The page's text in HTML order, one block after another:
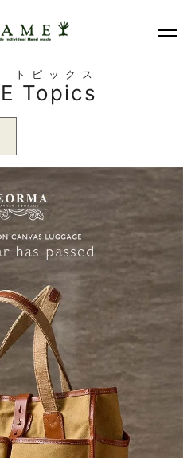
Topics
トピックス